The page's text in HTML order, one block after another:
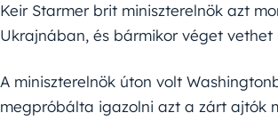
Keir Starmer brit miniszterelnök azt
Ukrajnában, és bármikor véget vethet
A miniszterelnök úton volt
megpróbálta igazolni azt a zárt ajtók